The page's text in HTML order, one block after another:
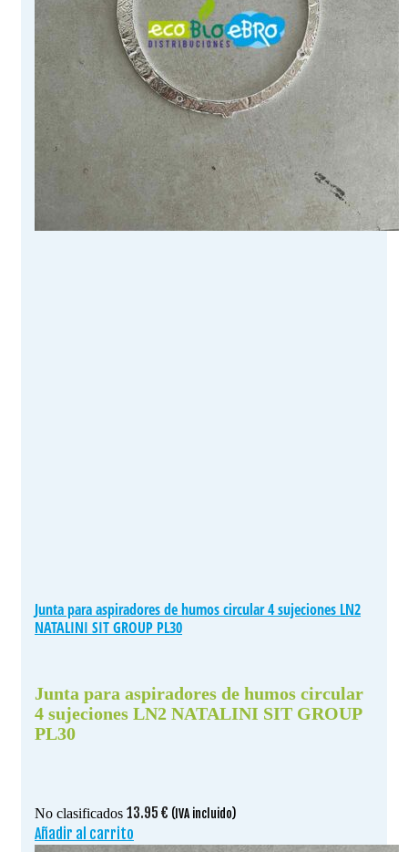
Junta para aspiradores de humos circular 4 sujeciones LN2
NATALINI SIT GROUP PL30
Junta para aspiradores de humos circular
4 sujeciones LN2 NATALINI SIT GROUP
PL30
No clasificados 13.95 € (IVA incluido)
Añadir al carrito